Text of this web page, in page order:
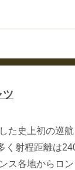
ツ
た史上初の巡航
く射程距離は
ス各地からロ